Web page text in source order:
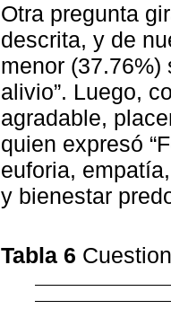
Otra pregunta
descrita, y de
menor (37.76%)
alivio”. Luego,
agradable,
quien expresó
euforia,
y bienestar
Tabla 6